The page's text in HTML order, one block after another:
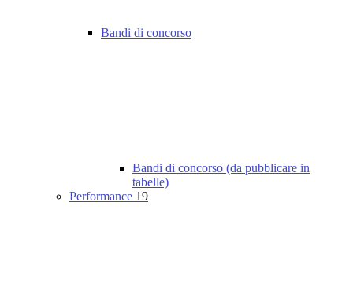
Bandi di concorso
Bandi di concorso (da pubblicare in
tabelle)
Performance 19